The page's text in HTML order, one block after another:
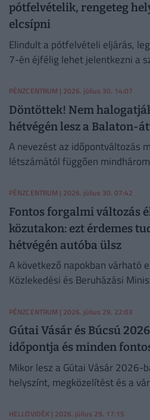
pótfelvételik, rengeteg
elcsípni
Elindult a pótfelvételi eljárás,
7-én éjfélig lehet jelentkezni a
PÉNZCENTRUM | 2026. július 30. 14:07
Döntöttek! Nem
hétvégén lesz a Balaton-
A nevezést az időpontváltozás
létszámától függően
PÉNZCENTRUM | 2026. július 30. 07:42
Fontos forgalmi változás
közutakon: ezt érdemes
hétvégén autóba ülsz
A következő napokban várható
Közlekedési és Beruházási
PÉNZCENTRUM | 2026. július 29. 22:03
Gútai Vásár és Búcsú
időpontja és minden
Mikor lesz a Gútai Vásár 2026-
helyszínt, megközelítést és a
HELLOVIDÉK | 2026. július 29. 17:15